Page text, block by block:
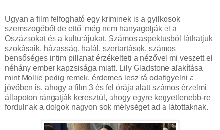
Ugyan a film felfogható egy kriminek is a gyilkosok
szemszögéből de ettől még nem hanyagolják el a
Oszázsokat és a kulturájukat. Számos aspektusból láthatjuk
szokásaik, házasság, halál, szertartások, számos
bensőséges intim pillanat érzékelteti a nézővel mi veszett el
néhány ember kapzsisága miatt. Lily Gladstone alakítása
mint Mollie pedig remek, érdemes lesz rá odafigyelni a
jövőben is, ahogy a film 3 és fél órája alatt számos érzelmi
állapoton rángatják keresztül, ahogy egyre kegyetlenebb-re
fordulnak a dolgok nagyon sok mélységet ad a látottaknak.